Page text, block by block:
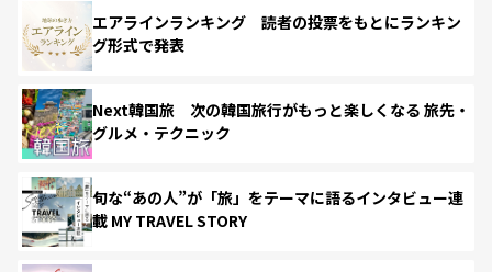
エアラインランキング 読者の投票をもとにランキン
グ形式で発表
Next韓国旅 次の韓国旅行がもっと楽しくなる 旅先・
グルメ・テクニック
旬な“あの人”が「旅」をテーマに語るインタビュー連
載 MY TRAVEL STORY